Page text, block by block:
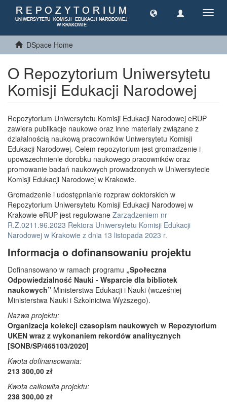
DSpace Home
O Repozytorium Uniwersytetu
Komisji Edukacji Narodowej
Repozytorium Uniwersytetu Komisji Edukacji Narodowej eRUP
zawiera publikacje naukowe oraz inne materiały związane z
działalnością naukową pracowników Uniwersytetu Komisji
Edukacji Narodowej. Celem repozytorium jest gromadzenie i
upowszechnienie dorobku naukowego pracowników oraz
promowanie badań naukowych prowadzonych w Uniwersytecie
Komisji Edukacji Narodowej w Krakowie.
Gromadzenie i udostępnianie rozpraw doktorskich w
Repozytorium Uniwersytetu Komisji Edukacji Narodowej w
Krakowie eRUP jest regulowane Zarządzeniem nr
R.Z.0211.96.2023 Rektora Uniwersytetu Komisji Edukacji
Narodowej w Krakowie z dnia 13 listopada 2023 r.
Informacja o dofinansowaniu projektu
Dofinansowano w ramach programu „Społeczna
Odpowiedzialność Nauki - Wsparcie dla bibliotek
naukowych” Ministerstwa Edukacji i Nauki (wcześniej
Ministerstwa Nauki i Szkolnictwa Wyższego).
Nazwa projektu:
Organizacja kolekcji czasopism naukowych w Repozytorium
UKEN wraz z wykonaniem rekordów analitycznych
[SONB/SP/465103/2020]
Kwota dofinansowania:
213 300,00 zł
Kwota całkowita projektu:
238 300,00 zł